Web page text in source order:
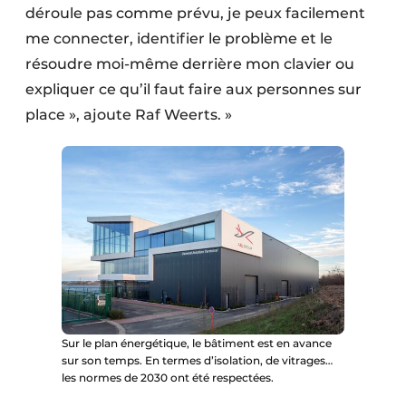
déroule pas comme prévu, je peux facilement
me connecter, identifier le problème et le
résoudre moi-même derrière mon clavier ou
expliquer ce qu’il faut faire aux personnes sur
place », ajoute Raf Weerts. »
Sur le plan énergétique, le bâtiment est en avance
sur son temps. En termes d’isolation, de vitrages…
les normes de 2030 ont été respectées.